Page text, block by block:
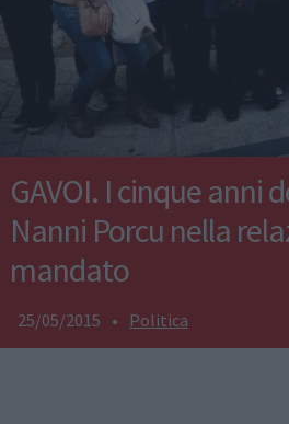
GAVOI. I cinque anni
Nanni Porcu nella
mandato
25/05/2015 • Politica